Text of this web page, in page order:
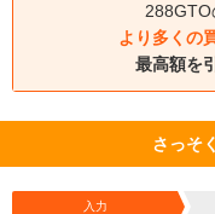
288GTO
より多くの
最高額を
さっそ
入力